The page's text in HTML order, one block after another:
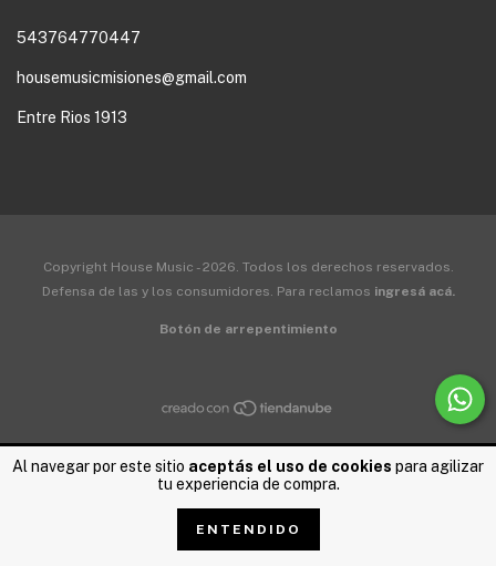
Al navegar por este sitio aceptás el uso de cookies para agilizar
tu experiencia de compra.
ENTENDIDO
543764770447
housemusicmisiones@gmail.com
Entre Rios 1913
Copyright House Music - 2026. Todos los derechos reservados.
Defensa de las y los consumidores. Para reclamos ingresá acá.
Botón de arrepentimiento